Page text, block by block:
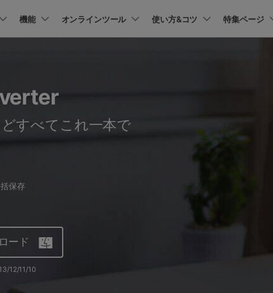
PDFelement Cloud
電子署名とクラウドサービス
法人・教育・パートナー
EdrawMax UniConverter
企業情報 プラン＆価格
UniConverter Mac版
機能
AI動画補正 >
テキスト読み上げ >
透かし編集 >
ボイスチェンジャー
もっと見る >
オンラインツール
オンライン動画変換ツール
Hot
使い方&コツ
け
特集ページ
ソフト
すべてこれ一本で
保存
ード
12/11/10